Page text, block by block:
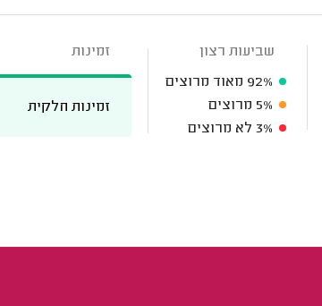
שביעות רצון
92% מאוד מרוצים
5% מרוצים
3% לא מרוצים
זמינות
זמינות חלקית